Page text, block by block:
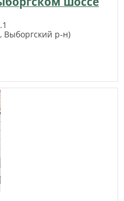
р‑н)